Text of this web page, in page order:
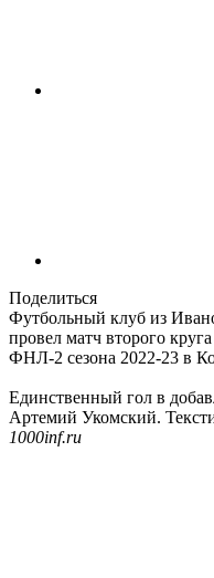
Поделиться
Футбольный клуб из
провел матч второго
ФНЛ-2 сезона 2022-23 в
Единственный гол в
Артемий Укомский.
1000inf.ru